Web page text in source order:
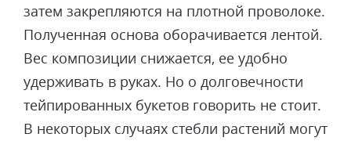
затем закрепляются на плотной проволоке.
Полученная основа оборачивается лентой.
Вес композиции снижается, ее удобно
удерживать в руках. Но о долговечности
тейпированных букетов говорить не стоит.
В некоторых случаях стебли растений могут